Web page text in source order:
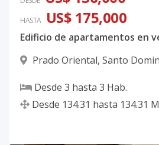
HASTA US$ 175,000
Prado Oriental, Santo
Desde 3 hasta 3 Hab.
Desde 134.31 hasta 134.31